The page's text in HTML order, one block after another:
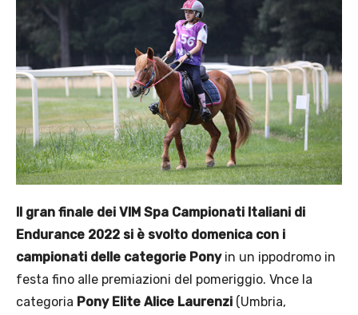
Il gran finale dei VIM Spa Campionati Italiani di
Endurance 2022 si è svolto domenica con i
campionati delle categorie Ponyin un ippodromo in
festa fino alle premiazioni del pomeriggio. Vnce la
categoria Pony Elite Alice Laurenzi (Umbria,